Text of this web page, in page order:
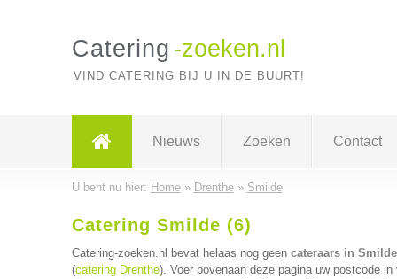
Catering -zoeken.nl
VIND CATERING BIJ U IN DE BUURT!
Nieuws Zoeken Contact
U bent nu hier: Home» Drenthe» Smilde
Catering Smilde (6)
Catering-zoeken.nl bevat helaas nog geen cateraars in Smilde
(catering Drenthe). Voer bovenaan deze pagina uw postcode